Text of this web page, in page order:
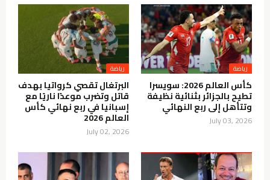
رياضة
كأس العالم 2026: سويسرا
تطيح بالجزائر بثنائية نظيفة
وتتأهل إلى ربع النهائي
July 03, 2026
رياضة
البرتغال تقصي كرواتيا بهدف
قاتل وتضرب موعدًا ناريًا مع
إسبانيا في ربع نهائي كأس
العالم 2026
July 02, 2026